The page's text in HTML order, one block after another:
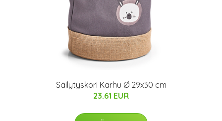
Säilytyskori Karhu Ø 29x30 cm
23.61 EUR